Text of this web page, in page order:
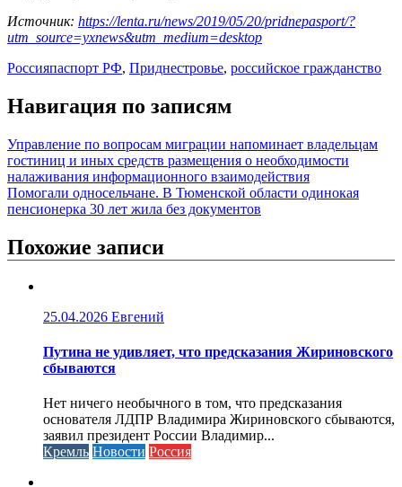
Источник: https://lenta.ru/news/2019/05/20/pridnepasport/?
utm_source=yxnews&utm_medium=desktop
Россияпаспорт РФ, Приднестровье, российское гражданство
Навигация по записям
Управление по вопросам миграции напоминает владельцам
гостиниц и иных средств размещения о необходимости
налаживания информационного взаимодействия
Помогали односельчане. В Тюменской области одинокая
пенсионерка 30 лет жила без документов
Похожие записи
25.04.2026 Евгений
Путина не удивляет, что предсказания Жириновского
сбываются
Нет ничего необычного в том, что предсказания
основателя ЛДПР Владимира Жириновского сбываются,
заявил президент России Владимир...
Кремль Новости Россия